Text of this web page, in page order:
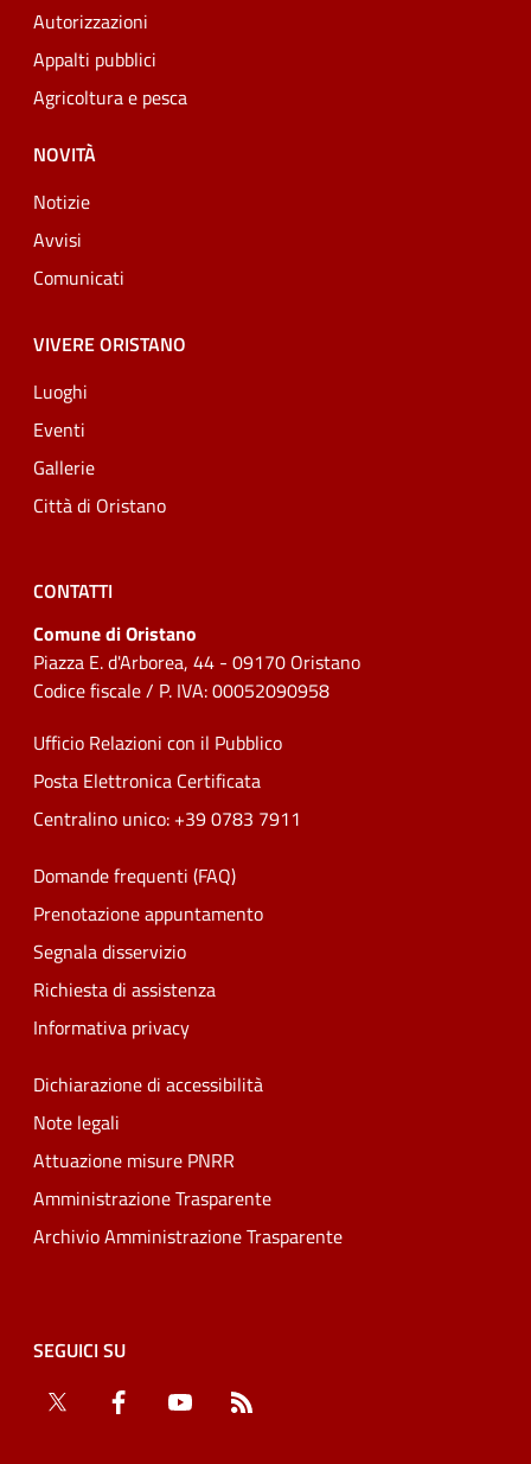
Autorizzazioni
Appalti pubblici
Agricoltura e pesca
NOVITÀ
Notizie
Avvisi
Comunicati
VIVERE ORISTANO
Luoghi
Eventi
Gallerie
Città di Oristano
CONTATTI
Comune di Oristano
Piazza E. d'Arborea, 44 - 09170 Oristano
Codice fiscale / P. IVA: 00052090958
Ufficio Relazioni con il Pubblico
Posta Elettronica Certificata
Centralino unico: +39 0783 7911
Domande frequenti (FAQ)
Prenotazione appuntamento
Segnala disservizio
Richiesta di assistenza
Informativa privacy
Dichiarazione di accessibilità
Note legali
Attuazione misure PNRR
Amministrazione Trasparente
Archivio Amministrazione Trasparente
SEGUICI SU
Twitter
Facebook YouTube